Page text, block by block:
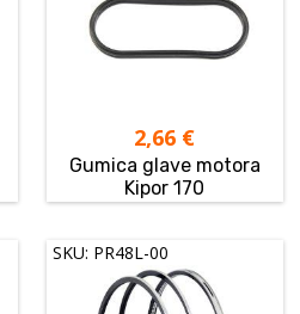
2,66 €
Gumica glave motora
Kipor 170
SKU: PR48L-00